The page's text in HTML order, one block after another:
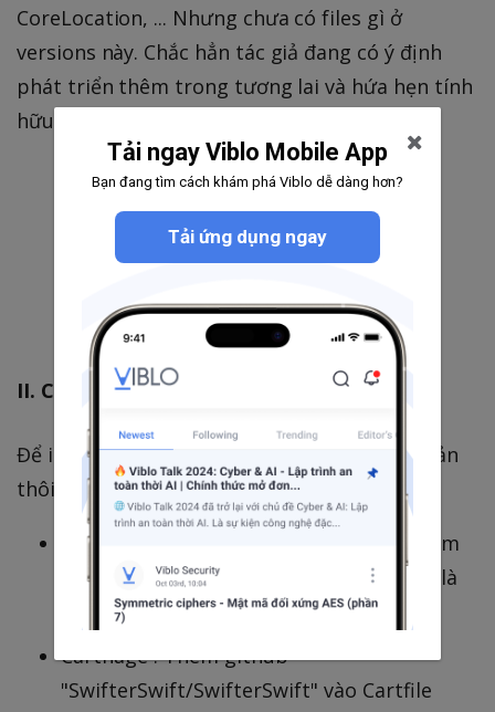
CoreLocation, ... Nhưng chưa có files gì ở
versions này. Chắc hẳn tác giả đang có ý định
phát triển thêm trong tương lai và hứa hẹn tính
hữu ích cho các dev IOS.
II. Cài đặt
Để install và sử dụng SwifterSwift rất đơn giản
thôi. Như bao framework khác thì:
Nếu các bạn dùng CocoaPod chỉ cần thêm
pod 'SwifterSwift' vào Podfile rồi install là
Carthage : Thêm github
"SwifterSwift/SwifterSwift" vào Cartfile
Tải ngay Viblo Mobile App
Bạn đang tìm cách khám phá Viblo dễ dàng hơn?
Tải ứng dụng ngay